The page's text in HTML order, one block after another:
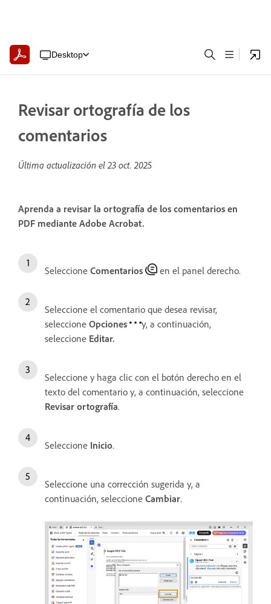
Desktop
Revisar ortografía de los
comentarios
Última actualización el23 oct. 2025
Aprenda a revisar la ortografía de los comentarios en
PDF mediante Adobe Acrobat.
Seleccione Comentarios en el panel derecho.
Seleccione el comentario que desea revisar,
seleccione Opciones
y, a continuación,
seleccione Editar.
Seleccione y haga clic con el botón derecho en el
texto del comentario y, a continuación, seleccione
Revisar ortografía.
Seleccione Inicio.
Seleccione una corrección sugerida y, a
continuación, seleccione Cambiar.